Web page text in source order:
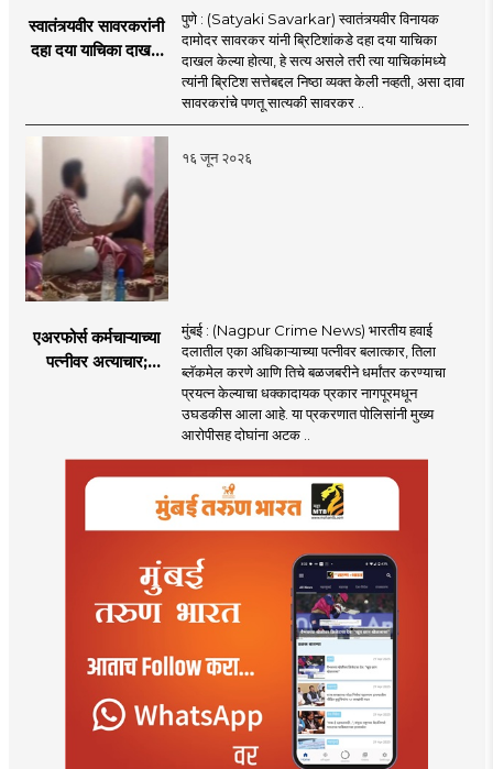
स्वातंत्र्यवीर सावरकरांनी
दहा दया याचिका दाखल
निष्ठा व्यक्त केली नाही’!
पणतू सात्यकी सावरकर
यांनी न्यायालयात सादर
केला दावा
पुणे : (Satyaki Savarkar) स्वातंत्र्यवीर विनायक
दामोदर सावरकर यांनी ब्रिटिशांकडे दहा दया याचिका
दाखल केल्या होत्या, हे सत्य असले तरी त्या याचिकांमध्ये
त्यांनी ब्रिटिश सत्तेबद्दल निष्ठा व्यक्त केली नव्हती, असा दावा
सावरकरांचे पणतू सात्यकी सावरकर ..
१६ जून २०२६
एअरफोर्स कर्मचाऱ्याच्या
पत्नीवर अत्याचार;
मुंबई : (Nagpur Crime News) भारतीय हवाई
दलातील एका अधिकाऱ्याच्या पत्नीवर बलात्कार, तिला
ब्लॅकमेल करणे आणि तिचे बळजबरीने धर्मांतर करण्याचा
प्रयत्न केल्याचा धक्कादायक प्रकार नागपूरमधून
उघडकीस आला आहे. या प्रकरणात पोलिसांनी मुख्य
आरोपीसह दोघांना अटक ..